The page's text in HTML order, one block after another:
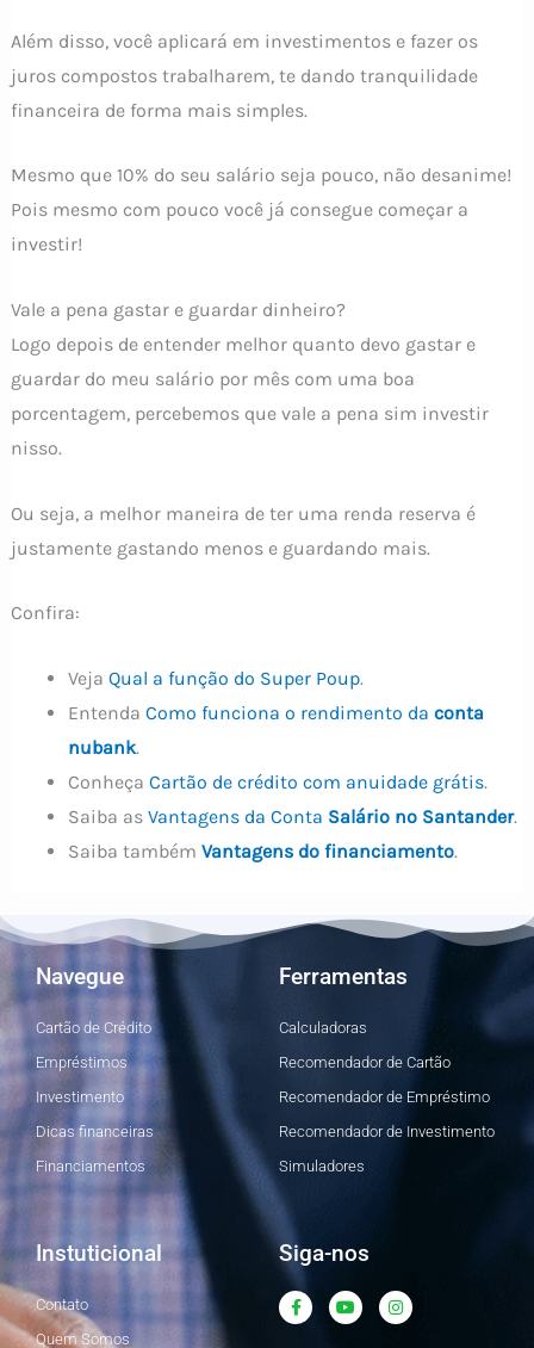
Além disso, você aplicará em investimentos e fazer os
juros compostos trabalharem, te dando tranquilidade
financeira de forma mais simples.
Mesmo que 10% do seu salário seja pouco, não desanime!
Pois mesmo com pouco você já consegue começar a
investir!
Vale a pena gastar e guardar dinheiro?
Logo depois de entender melhor quanto devo gastar e
guardar do meu salário por mês com uma boa
porcentagem, percebemos que vale a pena sim investir
nisso.
Ou seja, a melhor maneira de ter uma renda reserva é
justamente gastando menos e guardando mais.
Confira:
Veja Qual a função do Super Poup.
Entenda Como funciona o rendimento da conta
nubank.
Conheça Cartão de crédito com anuidade grátis.
Saiba as Vantagens da Conta Salário no Santander.
Saiba também Vantagens do financiamento.
Navegue
Cartão de Crédito
Empréstimos
Investimento
Dicas financeiras
Financiamentos
Ferramentas
Calculadoras
Recomendador de Cartão
Recomendador de Empréstimo
Recomendador de Investimento
Simuladores
Instuticional
Contato
Quem Somos
Siga-nos
F
a
c
Y
o
u
I
n
s